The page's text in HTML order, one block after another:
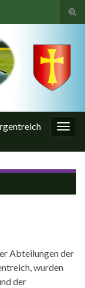
Abteilungen der
wurden
der